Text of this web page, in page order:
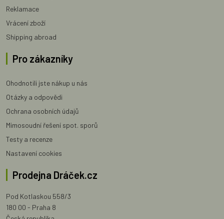
Reklamace
Vrácení zboží
Shipping abroad
Pro zákazníky
Ohodnotili jste nákup u nás
Otázky a odpovědi
Ochrana osobních údajů
Mimosoudní řešení spot. sporů
Testy a recenze
Nastavení cookies
Prodejna Dráček.cz
Pod Kotlaskou 558/3
180 00 - Praha 8